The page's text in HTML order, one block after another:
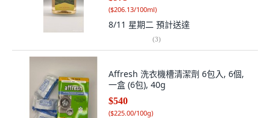
($206.13/100ml)
8/11 星期二 預計送達
(3)
Affresh 洗衣機槽清潔劑 6包入, 6個,
一盒 (6包), 40g
$540
($225.00/100g)